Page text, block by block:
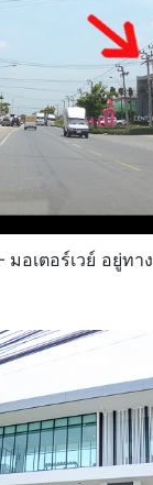
มอเตอร์เวย์ อยู่ท